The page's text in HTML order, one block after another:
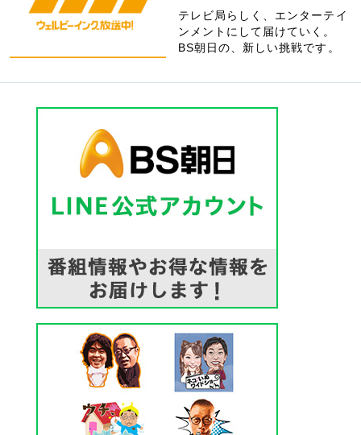
テレビ局らしく、エンターテイ
ンメントにして届けていく。
BS朝日の、新しい挑戦です。